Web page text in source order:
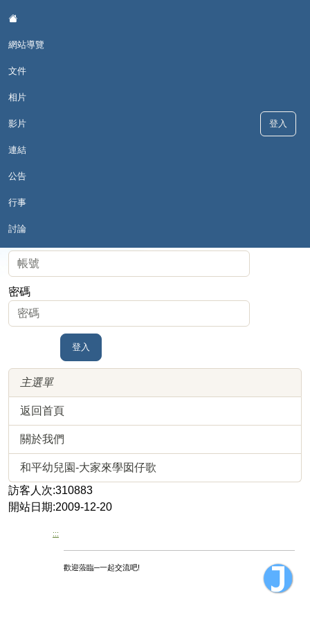
網站導覽
文件
相片
影片
連結
公告
行事
討論
登入
戀戀故鄉情--和平國小母語日
密碼
登入
主選單
返回首頁
關於我們
和平幼兒園-大家來學囡仔歌
訪客人次:310883
開站日期:2009-12-20
:::
歡迎蒞臨─一起交流吧!